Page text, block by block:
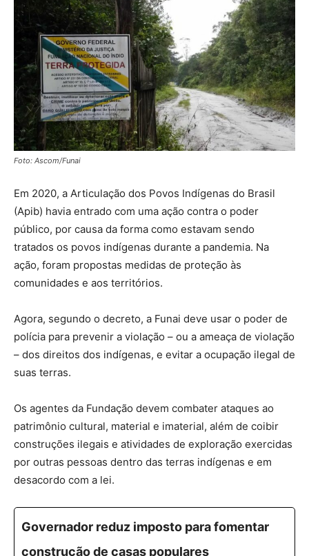
Foto: Ascom/Funai
Em 2020, a Articulação dos Povos Indígenas do Brasil
(Apib) havia entrado com uma ação contra o poder
público, por causa da forma como estavam sendo
tratados os povos indígenas durante a pandemia. Na
ação, foram propostas medidas de proteção às
comunidades e aos territórios.
Agora, segundo o decreto, a Funai deve usar o poder de
polícia para prevenir a violação – ou a ameaça de violação
– dos direitos dos indígenas, e evitar a ocupação ilegal de
suas terras.
Os agentes da Fundação devem combater ataques ao
patrimônio cultural, material e imaterial, além de coibir
construções ilegais e atividades de exploração exercidas
por outras pessoas dentro das terras indígenas e em
desacordo com a lei.
Governador reduz imposto para fomentar
construção de casas populares